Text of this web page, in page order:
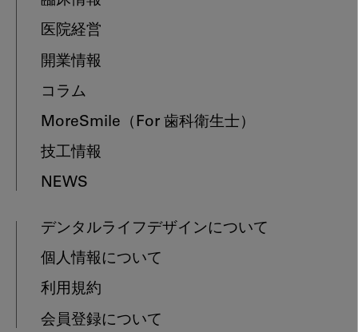
医院経営
開業情報
コラム
MoreSmile （For 歯科衛生士）
技工情報
NEWS
デンタルライフデザインについて
個人情報について
利用規約
会員登録について